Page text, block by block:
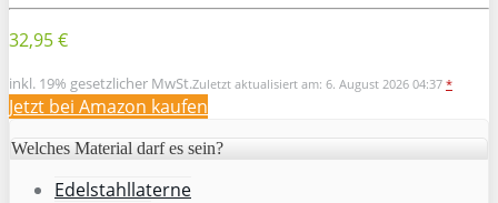
32,95 €
inkl. 19% gesetzlicher MwSt.Zuletzt aktualisiert am: 6. August 2026 04:37 *
Jetzt bei Amazon kaufen
Welches Material darf es sein?
Edelstahllaterne